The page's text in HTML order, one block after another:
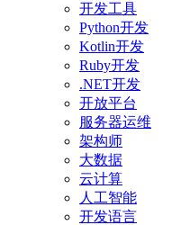
开发工具
Python开发
Kotlin开发
Ruby开发
.NET开发
开放平台
服务器运维
架构师
大数据
云计算
人工智能
开发语言